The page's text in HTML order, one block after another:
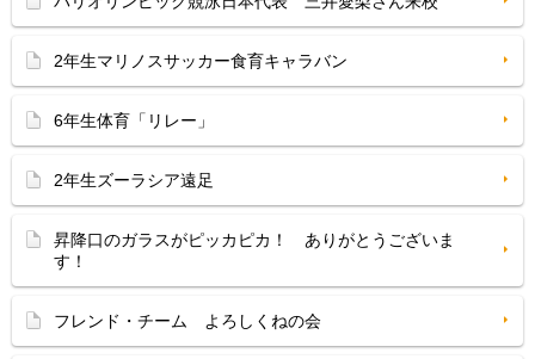
2年生マリノスサッカー食育キャラバン
6年生体育「リレー」
2年生ズーラシア遠足
昇降口のガラスがピッカピカ！ ありがとうございま
す！
フレンド・チーム よろしくねの会